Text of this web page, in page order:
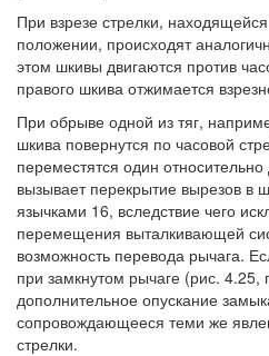
При взрезе стрелки,
положении, происходят
этом шкивы двигаются против
правого шкива отжимается
При обрыве одной из тяг,
шкива повернутся по часовой
переместятся один
вызывает перекрытие вырезов в
язычками 16, вследствие чего
перемещения выталкивающей
возможность перевода рычага.
при замкнутом рычаге (рис. 4.25,
дополнительное опускание
сопровождающееся теми же
стрелки.